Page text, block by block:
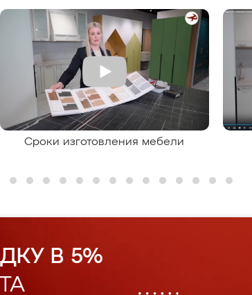
Сроки изготовления мебели
В 5%